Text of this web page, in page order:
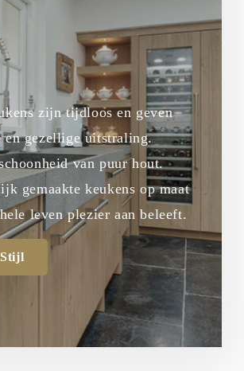
zijn tijdloos en geven
en gezellige uitstraling.
van puur hout.
gemaakte keukens op maat
leven plezier aan beleeft.